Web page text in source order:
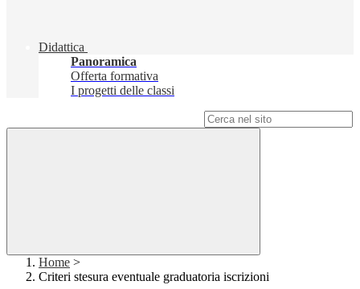
Didattica
Panoramica
Offerta formativa
I progetti delle classi
Home >
Criteri stesura eventuale graduatoria iscrizioni